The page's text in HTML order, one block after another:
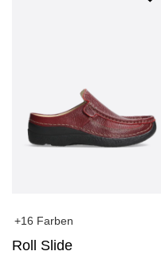
+16 Farben
Roll Slide